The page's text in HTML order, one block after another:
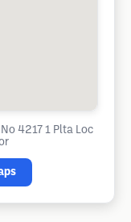
4217 1 Plta Loc